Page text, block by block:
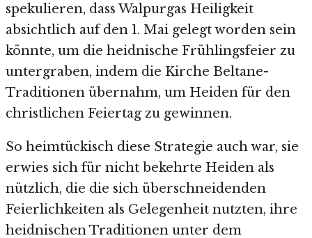
spekulieren, dass Walpurgas Heiligkeit
absichtlich auf den 1. Mai gelegt worden sein
könnte, um die heidnische Frühlingsfeier zu
untergraben, indem die Kirche Beltane-
Traditionen übernahm, um Heiden für den
christlichen Feiertag zu gewinnen.
So heimtückisch diese Strategie auch war, sie
erwies sich für nicht bekehrte Heiden als
nützlich, die die sich überschneidenden
Feierlichkeiten als Gelegenheit nutzten, ihre
heidnischen Traditionen unter dem